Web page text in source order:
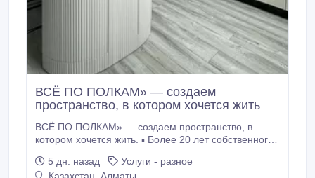
ВСЁ ПО ПОЛКАМ» — создаем
пространство, в котором хочется жить
ВСЁ ПО ПОЛКАМ» — создаем пространство, в
котором хочется жить. ▪️ Более 20 лет собственного
фурнитуру только Европейского качества
5 дн. назад
Услуги - разное